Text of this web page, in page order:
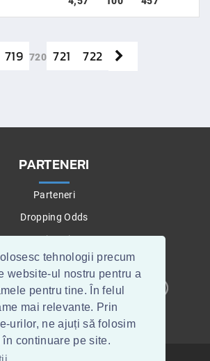
tehnologii precum
website-ul nostru pentru a
pentru tine. În felul
mai relevante. Prin
urilor, ne ajuți să folosim
continuare pe site.
719 720 721 722
PARTENERI
Parteneri
Dropping Odds
Betting Tips
WEBMASTERI